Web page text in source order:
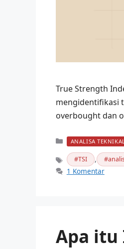
True Strength
mengidentifikasi
overbought dan
Kategori
ANALISA
Tag TSI ,
1 Komentar
Apa itu